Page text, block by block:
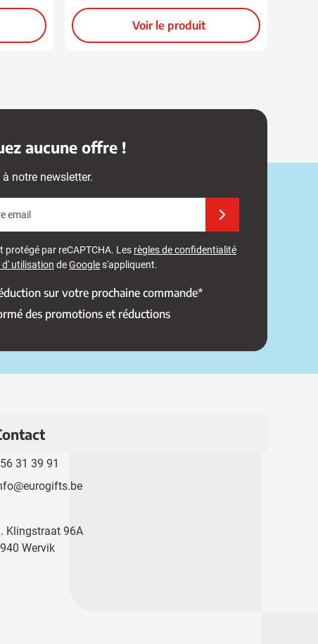
Voir le produit
aucune offre !
notre newsletter.
protégé par reCAPTCHA. Les règles de confidentialité
utilisation deGoogles'appliquent.
sur votre prochaine commande*
des promotions et réductions
31 39 91
Klingstraat 96A
Wervik